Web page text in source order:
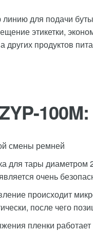
для подачи
этикетки,
других продуктов
100M:
смены ремней
для тары
очень
происходит
после чего
пленки